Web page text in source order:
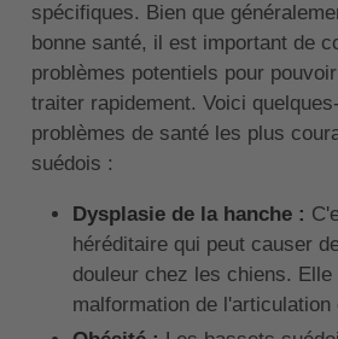
spécifiques. Bien que
bonne santé, il est important de
problèmes potentiels pour
traiter rapidement. Voici
problèmes de santé les plus
suédois :
Dysplasie de la hanche :
héréditaire qui peut causer
douleur chez les chiens.
malformation de l'articulation